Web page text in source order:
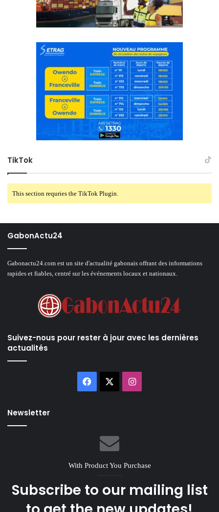
TikTok
This section requries the TikTok Plugin.
GabonActu24
Gabonactu24.com est un site d'actualité gabonais offrant des informations
rapides et fiables, centré sur les événements locaux et nationaux.
Suivez-nous pour rester à jour avec les dernières
actualités
Facebook Instagram
Newsletter
With Product You Purchase
Subscribe to our mailing list